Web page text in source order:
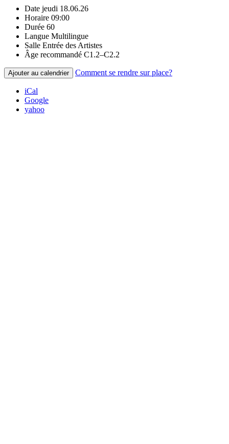
Date jeudi 18.06.26
Horaire 09:00
Durée 60
Langue Multilingue
Salle Entrée des Artistes
Âge recommandé C1.2–C2.2
Ajouter au calendrier Comment se rendre sur place?
iCal
Google
yahoo